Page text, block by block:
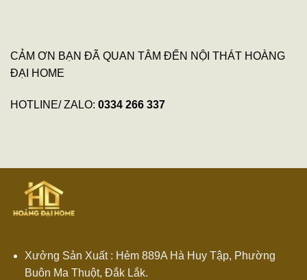
CẢM ƠN BẠN ĐÃ QUAN TÂM ĐẾN NỘI THÁT HOÀNG
ĐẠI HOME
HOTLINE/ ZALO: 0334 266 337
Xưởng Sản Xuất : Hẻm 889A Hà Huy Tập, Phường
Buôn Ma Thuột, Đắk Lắk.